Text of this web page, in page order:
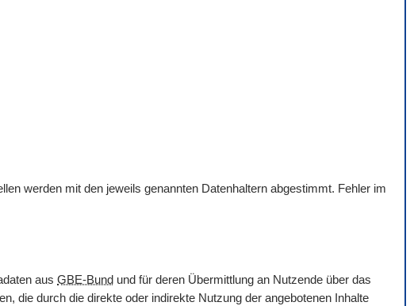
werden mit den jeweils genannten Datenhaltern abgestimmt. Fehler im
aus GBE-Bund und für deren Übermittlung an Nutzende über das
die durch die direkte oder indirekte Nutzung der angebotenen Inhalte